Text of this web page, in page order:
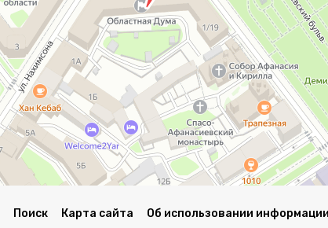
Поиск Карта сайта Об использовании